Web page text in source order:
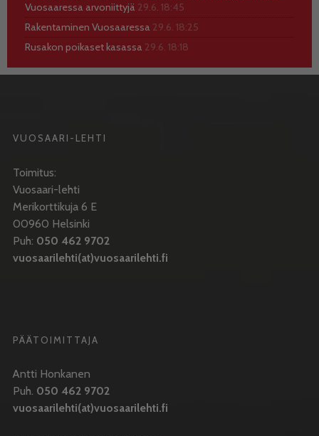
Vuosaaressa arvoniittyjä 29.6. 18:45
Rakentaminen Vuosaaressa 29.6. 18:25
Rusakon poikaset kasassa 29.6. 18:18
VUOSAARI-LEHTI
Toimitus:
Vuosaari-lehti
Merikorttikuja 6 E
00960 Helsinki
Puh: 050 462 9702
vuosaarilehti(at)vuosaarilehti.fi
PÄÄTOIMITTAJA
Antti Honkanen
Puh. 050 462 9702
vuosaarilehti(at)vuosaarilehti.fi